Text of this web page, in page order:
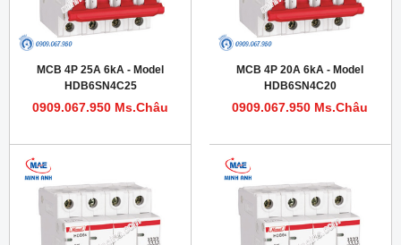
MCB 4P 25A 6kA - Model
HDB6SN4C25
0909.067.950 Ms.Châu
MCB 4P 20A 6kA - Model
HDB6SN4C20
0909.067.950 Ms.Châu